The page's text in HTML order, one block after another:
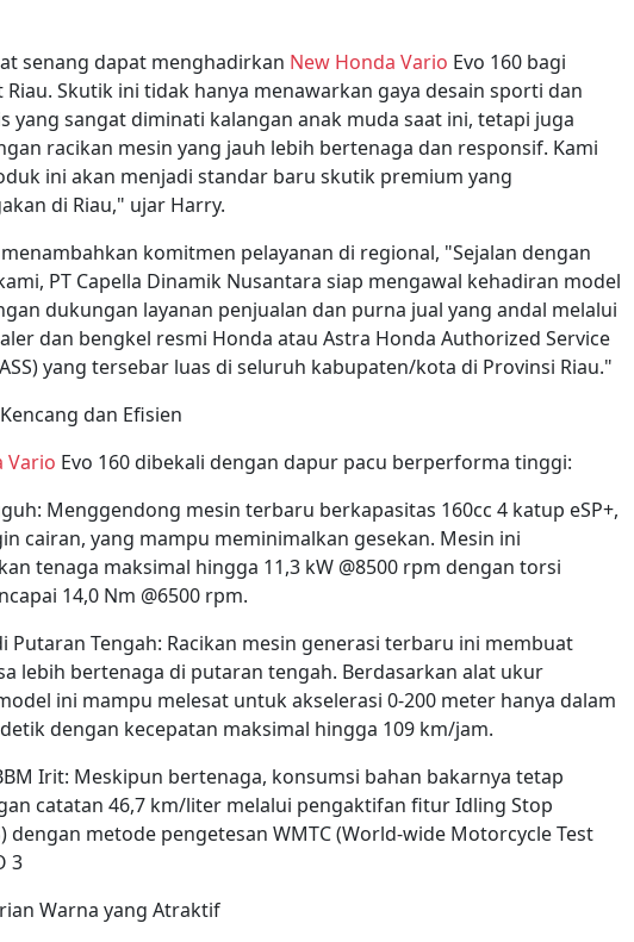
senang dapat menghadirkan New Honda Vario Evo 160 bagi
Riau. Skutik ini tidak hanya menawarkan gaya desain sporti dan
yang sangat diminati kalangan anak muda saat ini, tetapi juga
racikan mesin yang jauh lebih bertenaga dan responsif. Kami
ini akan menjadi standar baru skutik premium yang
di Riau," ujar Harry.
komitmen pelayanan di regional, "Sejalan dengan
PT Capella Dinamik Nusantara siap mengawal kehadiran model
dukungan layanan penjualan dan purna jual yang andal melalui
dan bengkel resmi Honda atau Astra Honda Authorized Service
yang tersebar luas di seluruh kabupaten/kota di Provinsi Riau."
dan Efisien
Vario Evo 160 dibekali dengan dapur pacu berperforma tinggi:
Menggendong mesin terbaru berkapasitas 160cc 4 katup eSP+,
cairan, yang mampu meminimalkan gesekan. Mesin ini
tenaga maksimal hingga 11,3 kW @8500 rpm dengan torsi
14,0 Nm @6500 rpm.
Putaran Tengah: Racikan mesin generasi terbaru ini membuat
lebih bertenaga di putaran tengah. Berdasarkan alat ukur
ini mampu melesat untuk akselerasi 0-200 meter hanya dalam
dengan kecepatan maksimal hingga 109 km/jam.
Irit: Meskipun bertenaga, konsumsi bahan bakarnya tetap
catatan 46,7 km/liter melalui pengaktifan fitur Idling Stop
dengan metode pengetesan WMTC (World-wide Motorcycle Test
3
Warna yang Atraktif